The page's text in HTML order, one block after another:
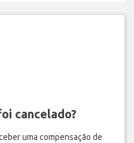
cancelado?
uma compensação de